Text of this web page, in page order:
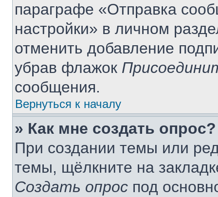
параграфе «Отправка
настройки» в личном
отменить добавление
убрав флажок
сообщения.
Вернуться к началу
» Как мне создать опрос?
При создании темы или
темы, щёлкните на
Создать опрос под